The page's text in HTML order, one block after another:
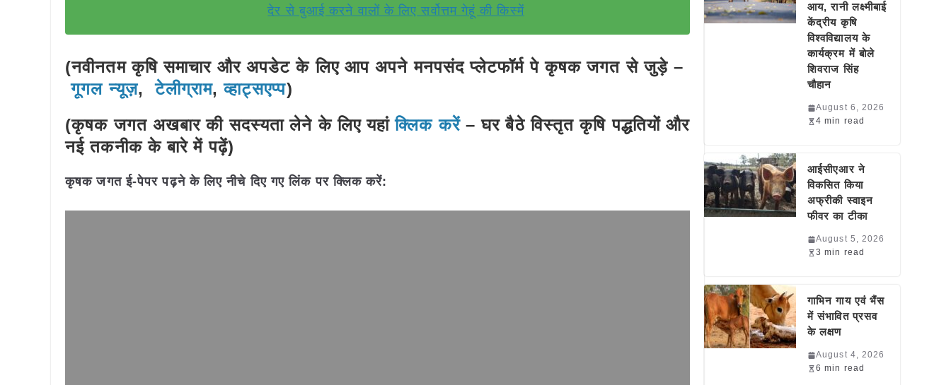
देर से बुआई करने वालों के लिए सर्वोत्तम गेहूं की किस्में
(नवीनतम कृषि समाचार और अपडेट के लिए आप अपने मनपसंद प्लेटफॉर्म पे कृषक जगत से जुड़े –
गूगल न्यूज़,टेलीग्राम,व्हाट्सएप्प)
(कृषक जगत अखबार की सदस्यता लेने के लिए यहांक्लिक करें– घर बैठे विस्तृत कृषि पद्धतियों और
नई तकनीक के बारे में पढ़ें)
कृषक जगत ई-पेपर पढ़ने के लिए नीचे दिए गए लिंक पर क्लिक करें:
आय, रानी लक्ष्मीबाई
केंद्रीय कृषि
विश्वविद्यालय के
कार्यक्रम में बोले
शिवराज सिंह
चौहान
August 6, 2026
4 min read
आईसीएआर ने
विकसित किया
अफ्रीकी स्वाइन
फीवर का टीका
August 5, 2026
3 min read
गाभिन गाय एवं भैंस
में संभावित प्रसव
के लक्षण
August 4, 2026
6 min read